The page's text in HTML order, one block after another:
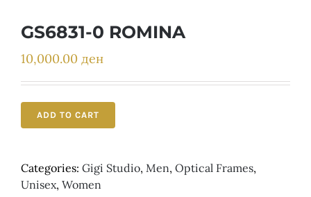
GS6831-0 ROMINA
10,000.00 ден
ADD TO CART
Categories: Gigi Studio, Men, Optical Frames,
Unisex, Women